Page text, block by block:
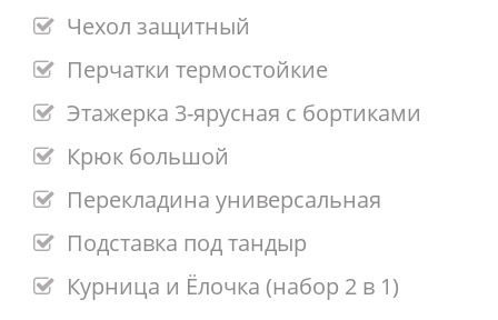
Чехол защитный
Перчатки термостойкие
Этажерка 3-ярусная с бортиками
Крюк большой
Перекладина универсальная
Подставка под тандыр
Курница и Ёлочка (набор 2 в 1)